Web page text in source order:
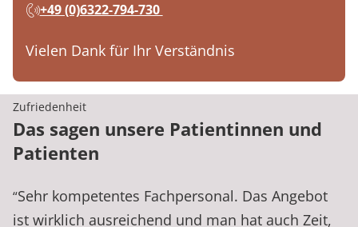
+49 (0)6322-794-730
Vielen Dank für Ihr Verständnis
Zufriedenheit
Das sagen unsere Patientinnen und
Patienten
“Sehr kompetentes Fachpersonal. Das Angebot
ist wirklich ausreichend und man hat auch Zeit,